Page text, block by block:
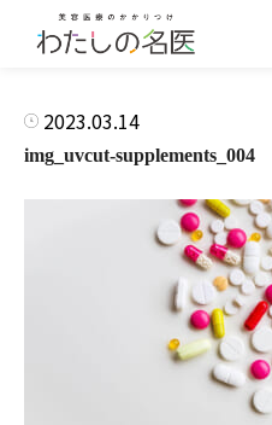
2023.03.14
img_uvcut-supplements_004